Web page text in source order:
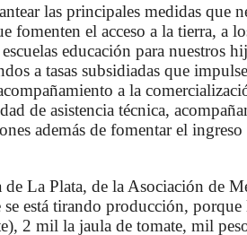
las principales medidas que
fomenten el acceso a la tierra, a
educación para nuestros
a tasas subsidiadas que
a la
de asistencia técnica,
además de fomentar el
La Plata, de la Asociación de
está tirando producción,
2 mil la jaula de tomate, mil